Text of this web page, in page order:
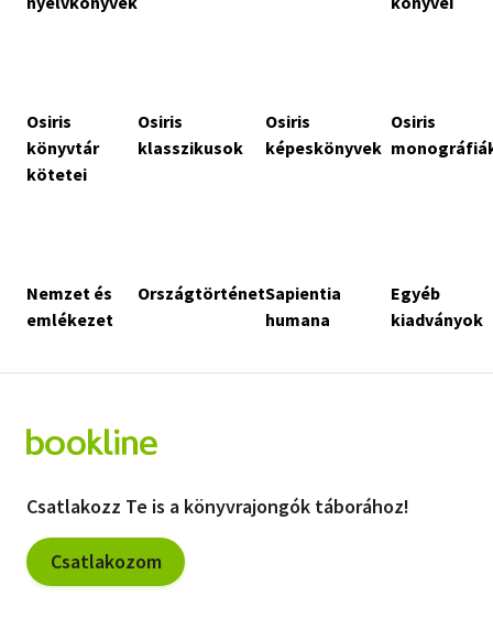
Osiris
könyvtár
kötetei
Osiris
klasszikusok
Osiris
képeskönyvek
Osiris
Nemzet és
emlékezet
OrszágtörténetSapientia
humana
Egyéb
kiadványok
Csatlakozz Te is a könyvrajongók táborához!
Csatlakozom